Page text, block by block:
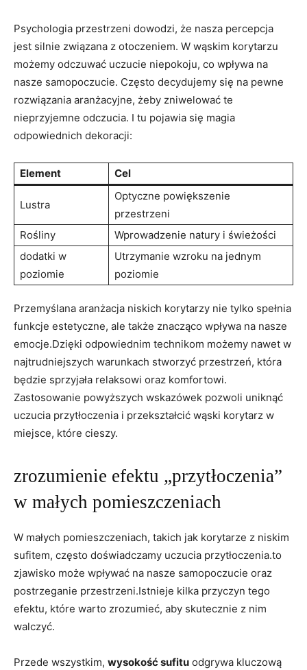
Psychologia przestrzeni dowodzi, że nasza percepcja
jest silnie związana z otoczeniem. W wąskim korytarzu
możemy odczuwać uczucie niepokoju, co wpływa na
nasze samopoczucie. Często decydujemy się na pewne
rozwiązania aranżacyjne, żeby zniwelować te
nieprzyjemne odczucia. I tu pojawia się magia
odpowiednich dekoracji:
Element Cel
Lustra
Optyczne powiększenie
przestrzeni
Rośliny
Wprowadzenie natury i świeżości
dodatki w
poziomie
Utrzymanie wzroku na jednym
poziomie
Przemyślana aranżacja niskich korytarzy nie tylko spełnia
funkcje estetyczne, ale także znacząco wpływa na nasze
emocje.Dzięki odpowiednim technikom możemy nawet w
najtrudniejszych warunkach stworzyć przestrzeń, która
będzie sprzyjała relaksowi oraz komfortowi.
Zastosowanie powyższych wskazówek pozwoli uniknąć
uczucia przytłoczenia i przekształcić wąski korytarz w
miejsce, które cieszy.
zrozumienie efektu „przytłoczenia”
w małych pomieszczeniach
W małych pomieszczeniach, takich jak korytarze z niskim
sufitem, często doświadczamy uczucia przytłoczenia.to
zjawisko może wpływać na nasze samopoczucie oraz
postrzeganie przestrzeni.Istnieje kilka przyczyn tego
efektu, które warto zrozumieć, aby skutecznie z nim
walczyć.
Przede wszystkim, wysokość sufitu odgrywa kluczową